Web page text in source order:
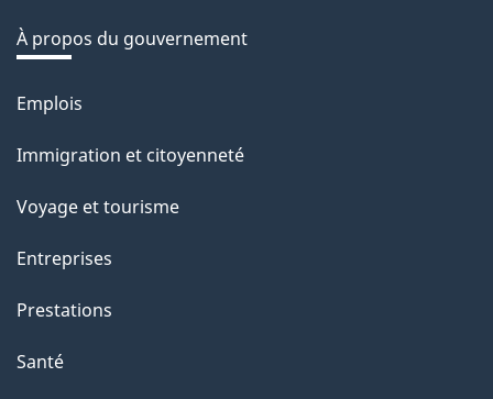
À propos du gouvernement
Thèmes
sujets
Emplois
Immigration et citoyenneté
Voyage et tourisme
Entreprises
Prestations
Santé